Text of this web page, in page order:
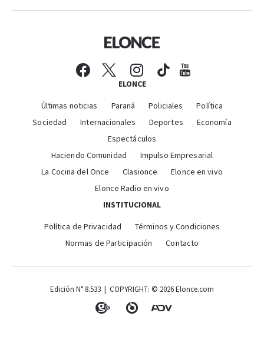
ELONCE
Últimas noticias Paraná Policiales
Política
Sociedad
Internacionales Deportes
Economía
Espectáculos
Haciendo Comunidad
Impulso Empresarial
La Cocina del Once
Clasionce
Elonce en vivo
Elonce Radio en vivo
INSTITUCIONAL
Política de Privacidad
Términos y Condiciones
Normas de Participación
Contacto
Edición N° 8.533 | COPYRIGHT: © 2026 Elonce.com